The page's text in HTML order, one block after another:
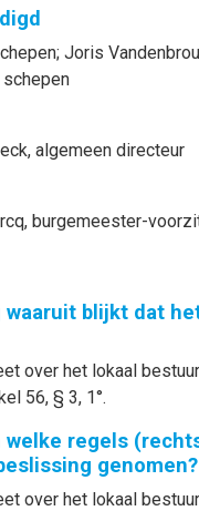
; Joris
schepen
, algemeen directeur
, burgemeester-
waaruit blijkt dat
over het lokaal
56, § 3, 1°.
welke regels
genomen?
over het lokaal